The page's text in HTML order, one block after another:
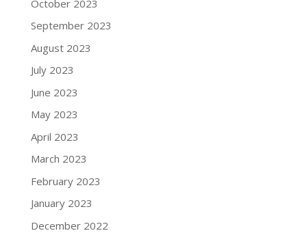
October 2023
September 2023
August 2023
July 2023
June 2023
May 2023
April 2023
March 2023
February 2023
January 2023
December 2022